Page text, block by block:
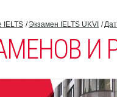
IELTS Экзамен IELTS UKVI
И